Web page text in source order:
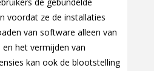
de gebundelde
voordat ze de installaties
van software alleen van
het vermijden van
kan ook de blootstelling